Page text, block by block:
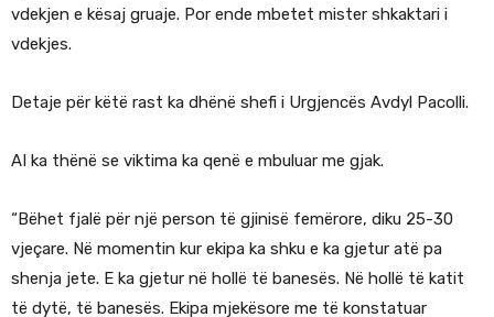
vdekjen e kësaj gruaje. Por ende mbetet mister shkaktari i
vdekjes.
Detaje për këtë rast ka dhënë shefi i Urgjencës Avdyl Pacolli.
AI ka thënë se viktima ka qenë e mbuluar me gjak.
“Bëhet fjalë për një person të gjinisë femërore, diku 25-30
vjeçare. Në momentin kur ekipa ka shku e ka gjetur atë pa
shenja jete. E ka gjetur në hollë të banesës. Në hollë të katit
të dytë, të banesës. Ekipa mjekësore me të konstatuar